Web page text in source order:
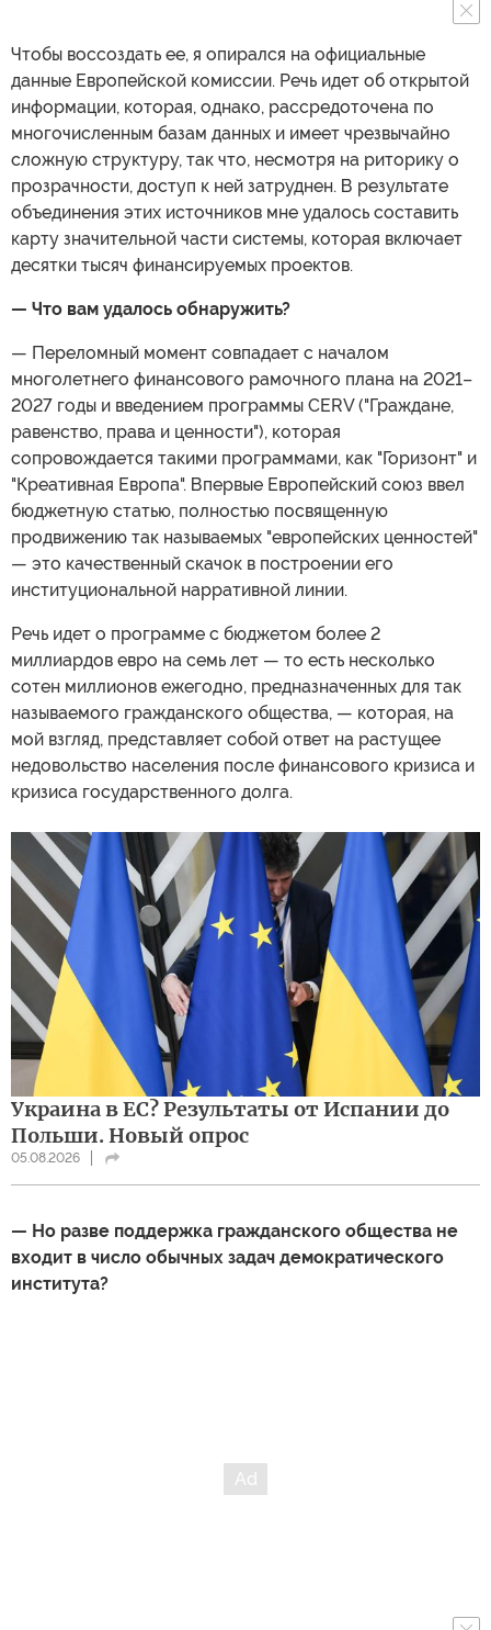
Чтобы воссоздать ее, я опирался на официальные
данные Европейской комиссии. Речь идет об открытой
информации, которая, однако, рассредоточена по
многочисленным базам данных и имеет чрезвычайно
сложную структуру, так что, несмотря на риторику о
прозрачности, доступ к ней затруднен. В результате
объединения этих источников мне удалось составить
карту значительной части системы, которая включает
десятки тысяч финансируемых проектов.
— Что вам удалось обнаружить?
— Переломный момент совпадает с началом
многолетнего финансового рамочного плана на 2021–
2027 годы и введением программы CERV ("Граждане,
равенство, права и ценности"), которая
сопровождается такими программами, как "Горизонт" и
"Креативная Европа". Впервые Европейский союз ввел
бюджетную статью, полностью посвященную
продвижению так называемых "европейских ценностей"
— это качественный скачок в построении его
институциональной нарративной линии.
Речь идет о программе с бюджетом более 2
миллиардов евро на семь лет — то есть несколько
сотен миллионов ежегодно, предназначенных для так
называемого гражданского общества, — которая, на
мой взгляд, представляет собой ответ на растущее
недовольство населения после финансового кризиса и
кризиса государственного долга.
Украина в ЕС? Результаты от Испании до
Польши. Новый опрос
05.08.2026
— Но разве поддержка гражданского общества не
входит в число обычных задач демократического
института?